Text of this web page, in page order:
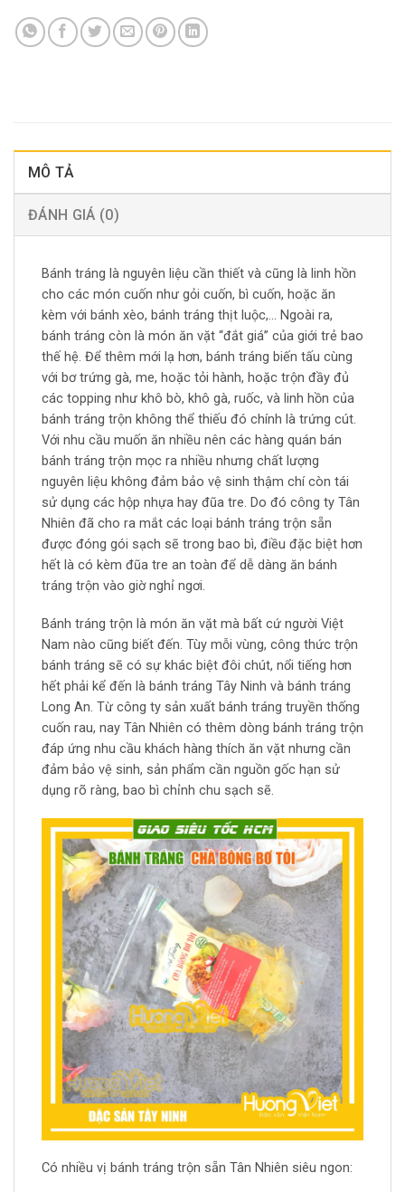
MÔ TẢ
ĐÁNH GIÁ (0)
Bánh tráng là nguyên liệu cần thiết và cũng là linh hồn
cho các món cuốn như gỏi cuốn, bì cuốn, hoặc ăn
kèm với bánh xèo, bánh tráng thịt luộc,… Ngoài ra,
bánh tráng còn là món ăn vặt “đắt giá” của giới trẻ bao
thế hệ. Để thêm mới lạ hơn, bánh tráng biến tấu cùng
với bơ trứng gà, me, hoặc tỏi hành, hoặc trộn đầy đủ
các topping như khô bò, khô gà, ruốc, và linh hồn của
bánh tráng trộn không thể thiếu đó chính là trứng cút.
Với nhu cầu muốn ăn nhiều nên các hàng quán bán
bánh tráng trộn mọc ra nhiều nhưng chất lượng
nguyên liệu không đảm bảo vệ sinh thậm chí còn tái
sử dụng các hộp nhựa hay đũa tre. Do đó công ty Tân
Nhiên đã cho ra mắt các loại bánh tráng trộn sẵn
được đóng gói sạch sẽ trong bao bì, điều đặc biệt hơn
hết là có kèm đũa tre an toàn để dễ dàng ăn bánh
tráng trộn vào giờ nghỉ ngơi.
Bánh tráng trộn là món ăn vặt mà bất cứ người Việt
Nam nào cũng biết đến. Tùy mỗi vùng, công thức trộn
bánh tráng sẽ có sự khác biệt đôi chút, nổi tiếng hơn
hết phải kể đến là bánh tráng Tây Ninh và bánh tráng
Long An. Từ công ty sản xuất bánh tráng truyền thống
cuốn rau, nay Tân Nhiên có thêm dòng bánh tráng trộn
đáp ứng nhu cầu khách hàng thích ăn vặt nhưng cần
đảm bảo vệ sinh, sản phẩm cần nguồn gốc hạn sử
dụng rõ ràng, bao bì chỉnh chu sạch sẽ.
Có nhiều vị bánh tráng trộn sẵn Tân Nhiên siêu ngon: